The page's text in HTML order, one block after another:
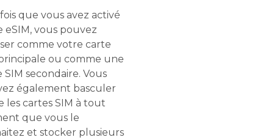
que vous avez activé
eSIM, vous pouvez
comme votre carte
ou comme une
SIM secondaire. Vous
également basculer
les cartes SIM à tout
que vous le
et stocker plusieurs